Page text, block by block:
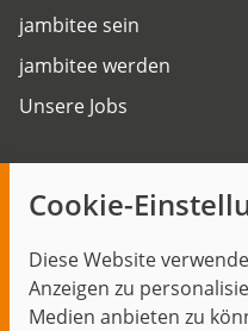
Cookie-
Diese Website
Anzeigen zu
Medien anbieten zu
jambitee sein
jambitee werden
Unsere Jobs
Themen im Fokus
Events